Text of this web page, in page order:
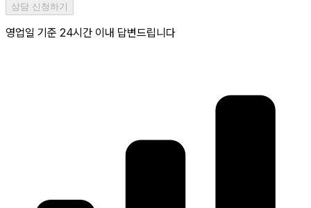
상담 신청하기
영업일 기준 24시간 이내 답변드립니다